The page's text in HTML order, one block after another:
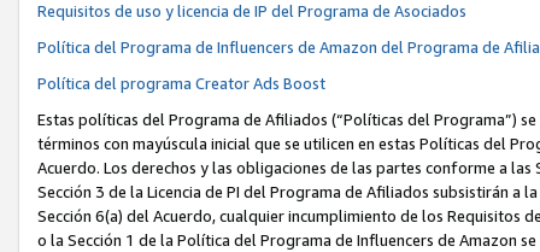
Requisitos de uso y licencia de IP del Programa de Asociados
Política del Programa de Influencers de Amazon del Programa de
Política del programa Creator Ads Boost
Estas políticas del Programa de Afiliados (“Políticas del Programa”)
términos con mayúscula inicial que se utilicen en estas Políticas del
Acuerdo. Los derechos y las obligaciones de las partes conforme a
Sección 3 de la Licencia de PI del Programa de Afiliados subsistirán
Sección 6(a) del Acuerdo, cualquier incumplimiento de los Requisitos
o la Sección 1 de la Política del Programa de Influencers de Amazon